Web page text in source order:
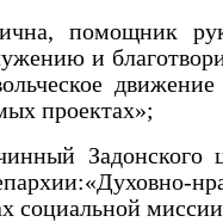
помощник
и
проектах»;
Задонского
социальной